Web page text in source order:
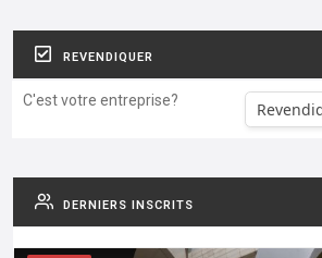
REVENDIQUER
C'est votre entreprise?
DERNIERS INSCRITS